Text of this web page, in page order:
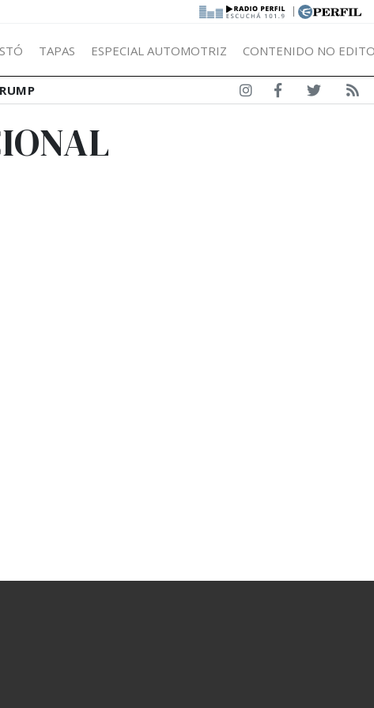
|
TAPAS ESPECIAL AUTOMOTRIZ CONTENIDO NO